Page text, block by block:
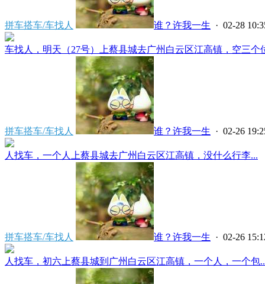
拼车搭车/车找人 谁？许我一生 · 02-28
车找人，明天（27号）上蔡县城去广州白云区江高镇，空三个
拼车搭车/车找人 谁？许我一生 · 02-26
人找车，一个人上蔡县城去广州白云区江高镇，没什么行李...
拼车搭车/车找人 谁？许我一生 · 02-26
人找车，初六上蔡县城到广州白云区江高镇，一个人，一个包